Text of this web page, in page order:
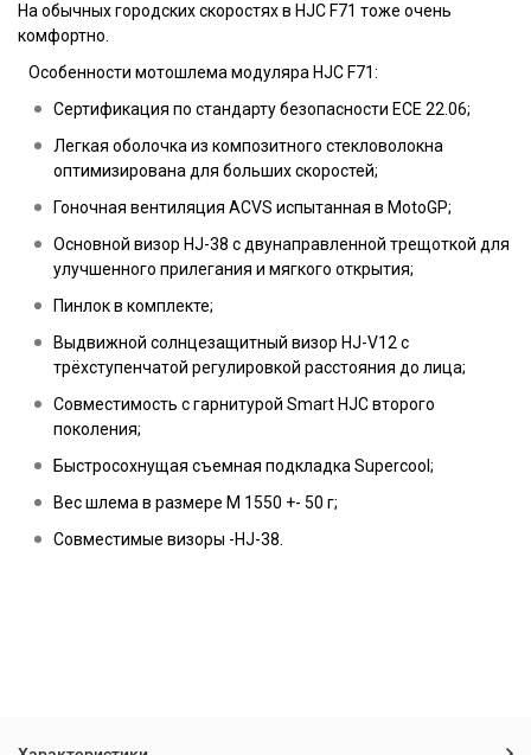
На обычных городских скоростях в HJC F71 тоже очень
комфортно.
Особенности мотошлема модуляра HJC F71:
Сертификация по стандарту безопасности ECE 22.06;
Легкая оболочка из композитного стекловолокна
оптимизирована для больших скоростей;
Гоночная вентиляция ACVS испытанная в MotoGP;
Основной визор HJ-38 с двунаправленной трещоткой для
улучшенного прилегания и мягкого открытия;
Пинлок в комплекте;
Выдвижной солнцезащитный визор HJ-V12 с
трёхступенчатой регулировкой расстояния до лица;
Совместимость с гарнитурой Smart HJC второго
поколения;
Быстросохнущая съемная подкладка Supercool;
Вес шлема в размере M 1550 +- 50 г;
Совместимые визоры -HJ-38.